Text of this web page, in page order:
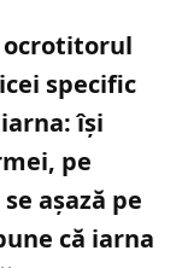
ocrotitorul
specific
își
pe
așază pe
că iarna